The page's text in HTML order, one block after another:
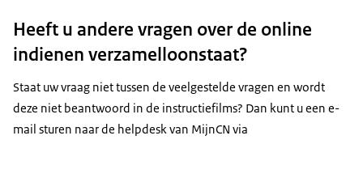
Heeft u andere vragen over de online
indienen verzamelloonstaat?
Staat uw vraag niet tussen de veelgestelde vragen en wordt
deze niet beantwoord in de instructiefilms? Dan kunt u een e-
mail sturen naar de helpdesk van MijnCN via